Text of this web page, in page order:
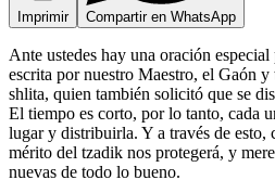
Imprimir Compartir en WhatsApp
Ante ustedes hay una oración
escrita por nuestro Maestro, el Gaón
shlita, quien también solicitó que se
El tiempo es corto, por lo tanto, cada
lugar y distribuirla. Y a través de esto,
mérito del tzadik nos protegerá, y
nuevas de todo lo bueno.